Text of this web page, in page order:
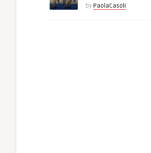
by PaolaCasoli